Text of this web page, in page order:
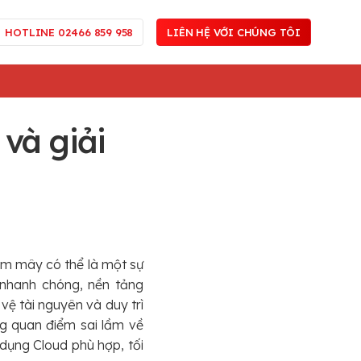
HOTLINE 02466 859 958 LIÊN HỆ VỚI CHÚNG TÔI
giải
mây có thể là một sự
chóng, nền tảng
tài nguyên và duy trì
quan điểm sai lầm về
Cloud phù hợp, tối